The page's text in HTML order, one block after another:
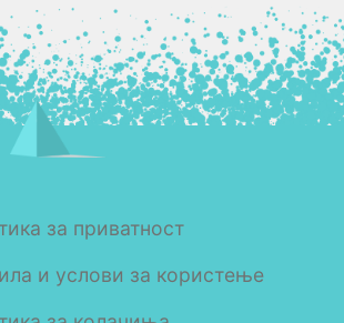
за приватност
и услови за користење